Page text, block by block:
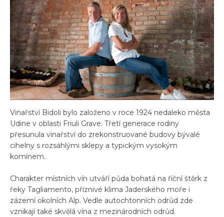
Vinařství Bidoli bylo založeno v roce 1924 nedaleko města
Udine v oblasti Friuli Grave. Třetí generace rodiny
přesunula vinařství do zrekonstruované budovy bývalé
cihelny s rozsáhlými sklepy a typickým vysokým
komínem.
Charakter místních vín utváří půda bohatá na říční štěrk z
řeky Tagliamento, příznivé klima Jaderského moře i
zázemí okolních Alp. Vedle autochtonních odrůd zde
vznikají také skvělá vína z mezinárodních odrůd.